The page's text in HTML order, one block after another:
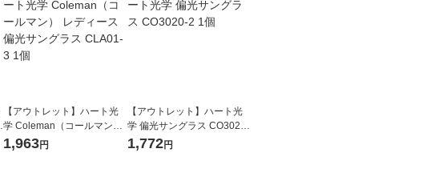
【アウトレット】ハート光
学 Coleman（コールマン）
レディース偏光サングラス
1,963円
【アウトレット】ハート光
学 偏光サングラス CO3020-
2 1個
1,772円